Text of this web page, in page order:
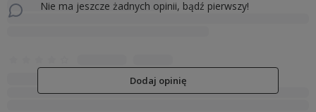
Nie ma jeszcze żadnych opinii, bądź pierwszy!
Dodaj opinię